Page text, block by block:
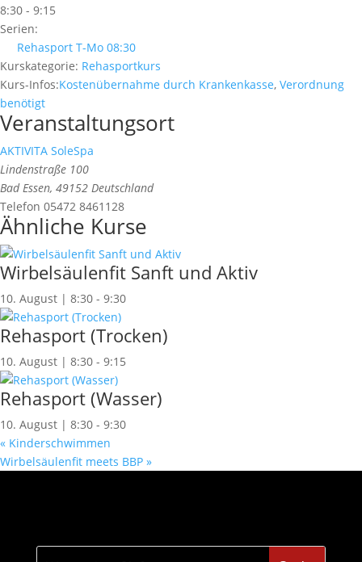
8:30 - 9:15
Serien:
Rehasport T-Mo 08:30
Kurskategorie: Rehasportkurs
Kurs-Infos:Kostenübernahme durch Krankenkasse, Verordnung
benötigt
Veranstaltungsort
AKTIVITA SoleSpa
Lindenstraße 100
Bad Essen, 49152 Deutschland
Telefon 05472 8461128
Ähnliche Kurse
Wirbelsäulenfit Sanft und Aktiv
10. August | 8:30 - 9:30
Rehasport (Trocken)
10. August | 8:30 - 9:15
Rehasport (Wasser)
10. August | 8:30 - 9:30
« Kinderschwimmen
Wirbelsäulenfit meets BBP »